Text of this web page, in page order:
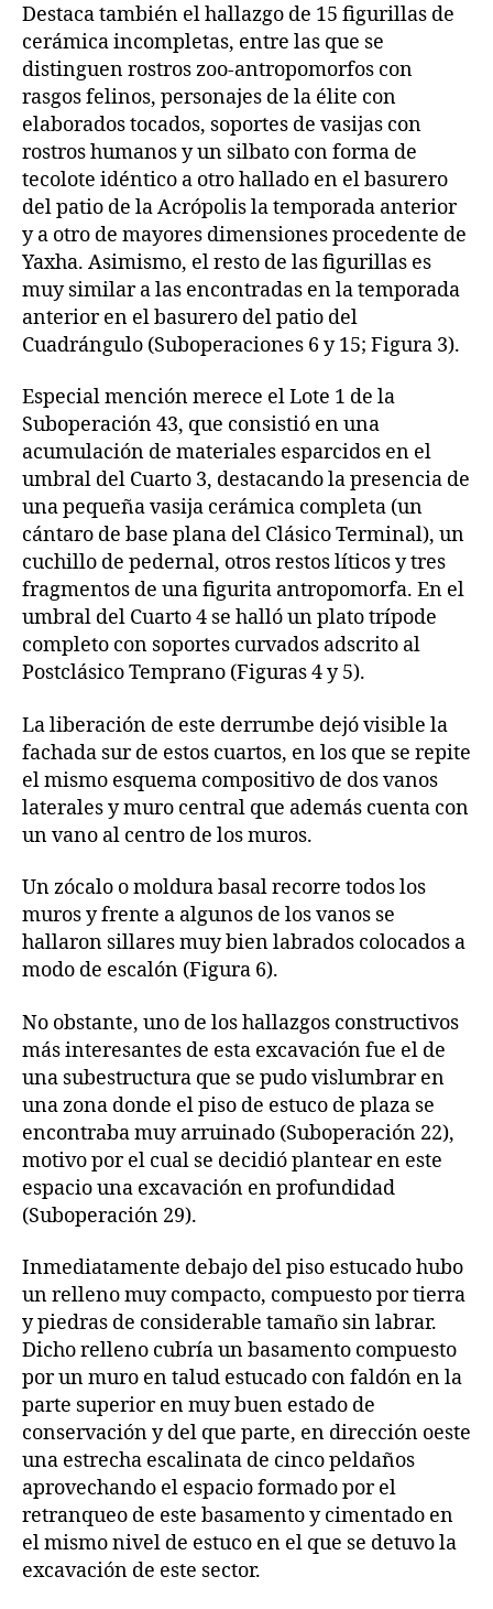
Destaca también el hallazgo de 15 figurillas de
cerámica incompletas, entre las que se
distinguen rostros zoo-antropomorfos con
rasgos felinos, personajes de la élite con
elaborados tocados, soportes de vasijas con
rostros humanos y un silbato con forma de
tecolote idéntico a otro hallado en el basurero
del patio de la Acrópolis la temporada anterior
y a otro de mayores dimensiones procedente de
Yaxha. Asimismo, el resto de las figurillas es
muy similar a las encontradas en la temporada
anterior en el basurero del patio del
Cuadrángulo (Suboperaciones 6 y 15; Figura 3).
Especial mención merece el Lote 1 de la
Suboperación 43, que consistió en una
acumulación de materiales esparcidos en el
umbral del Cuarto 3, destacando la presencia de
una pequeña vasija cerámica completa (un
cántaro de base plana del Clásico Terminal), un
cuchillo de pedernal, otros restos líticos y tres
fragmentos de una figurita antropomorfa. En el
umbral del Cuarto 4 se halló un plato trípode
completo con soportes curvados adscrito al
Postclásico Temprano (Figuras 4 y 5).
La liberación de este derrumbe dejó visible la
fachada sur de estos cuartos, en los que se repite
el mismo esquema compositivo de dos vanos
laterales y muro central que además cuenta con
un vano al centro de los muros.
Un zócalo o moldura basal recorre todos los
muros y frente a algunos de los vanos se
hallaron sillares muy bien labrados colocados a
modo de escalón (Figura 6).
No obstante, uno de los hallazgos constructivos
más interesantes de esta excavación fue el de
una subestructura que se pudo vislumbrar en
una zona donde el piso de estuco de plaza se
encontraba muy arruinado (Suboperación 22),
motivo por el cual se decidió plantear en este
espacio una excavación en profundidad
(Suboperación 29).
Inmediatamente debajo del piso estucado hubo
un relleno muy compacto, compuesto por tierra
y piedras de considerable tamaño sin labrar.
Dicho relleno cubría un basamento compuesto
por un muro en talud estucado con faldón en la
parte superior en muy buen estado de
conservación y del que parte, en dirección oeste
una estrecha escalinata de cinco peldaños
aprovechando el espacio formado por el
retranqueo de este basamento y cimentado en
el mismo nivel de estuco en el que se detuvo la
excavación de este sector.